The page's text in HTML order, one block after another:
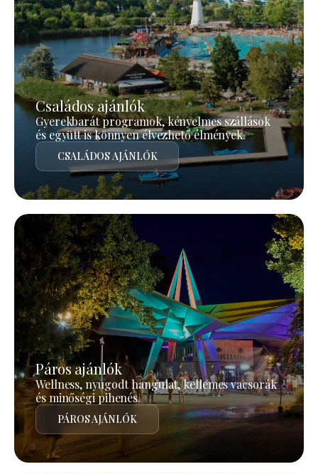
Családos ajánlók
Gyerekbarát programok, kényelmes szállások
és együtt is könnyen élvezhető élmények.
CSALÁDOS AJÁNLÓK
Páros ajánlók
Wellness, nyugodt hangulat, kellemes vacsorák
és minőségi pihenés.
PÁROS AJÁNLÓK